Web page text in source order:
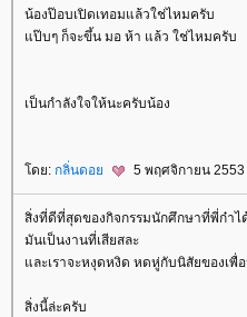
น้องป๊อบเปิดเทอมแล้วใช่ไหมครับ
ป๊บๆ ก็จะขึ้น มอ ห้า แล้ว ใช่ไหมครับ
เป็นกำลังใจให้นะครับน้อง
ดย: กลิ่นดอ 5 พฤศจิกายน 2553
สิ่งที่ดีที่สุดของกิจกรรมนักศึกษาที่พี่ก๋าไ
มันเป็นงานที่เสียสละ
ละเราจะหงุดหงิด หดหู่กับนิสัยของเพื่
สิ่งนี้ล่ะครับ